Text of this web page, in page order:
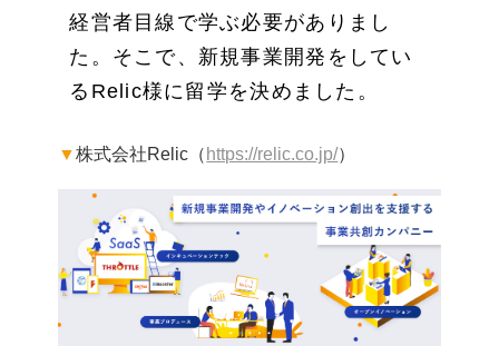
経営者目線で学ぶ必要がありまし
た。そこで、新規事業開発をしてい
るRelic様に留学を決めました。
▼株式会社Relic（ https://relic.co.jp/）